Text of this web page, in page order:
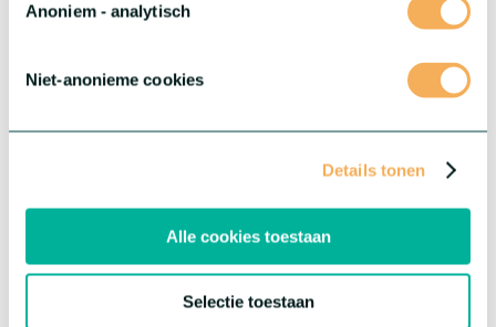
Anoniem - analytisch
Niet-anonieme cookies
Details tonen
Alle cookies toestaan
Selectie toestaan
Deze serie biedt drie buitengewone variëteiten met elk hun